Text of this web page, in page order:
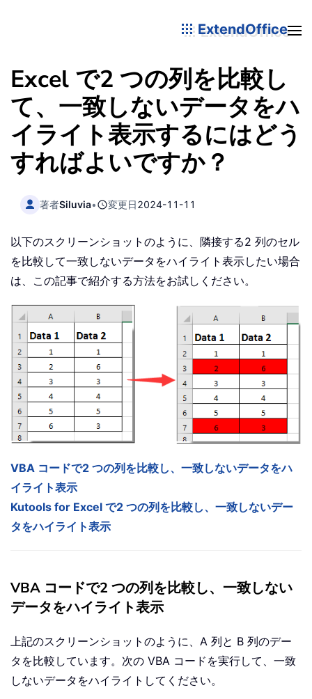
ExtendOffice
Excel で2 つの列を比較し
て、一致しないデータをハ
イライト表示するにはどう
すればよいですか？
著者Siluvia• 変更日2024-11-11
以下のスクリーンショットのように、隣接する2 列のセル
を比較して一致しないデータをハイライト表示したい場合
は、この記事で紹介する方法をお試しください。
VBA コードで2 つの列を比較し、一致しないデータをハ
イライト表示
Kutools for Excel で2 つの列を比較し、一致しないデー
タをハイライト表示
VBA コードで2 つの列を比較し、一致しない
データをハイライト表示
上記のスクリーンショットのように、A 列と B 列のデー
タを比較しています。次の VBA コードを実行して、一致
しないデータをハイライトしてください。